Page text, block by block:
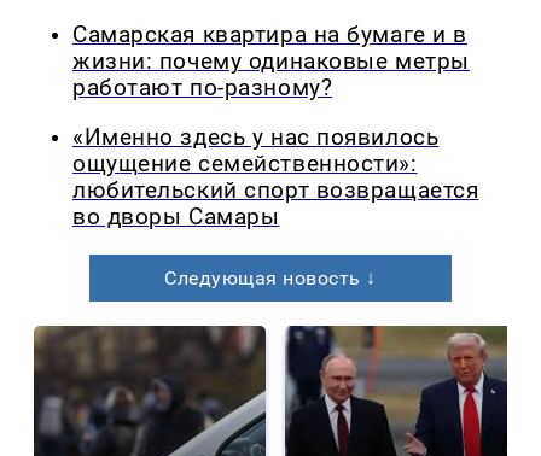
Самарская квартира на бумаге и в
жизни: почему одинаковые метры
работают по-разному?
«Именно здесь у нас появилось
ощущение семейственности»:
любительский спорт возвращается
во дворы Самары
Следующая новость ↓